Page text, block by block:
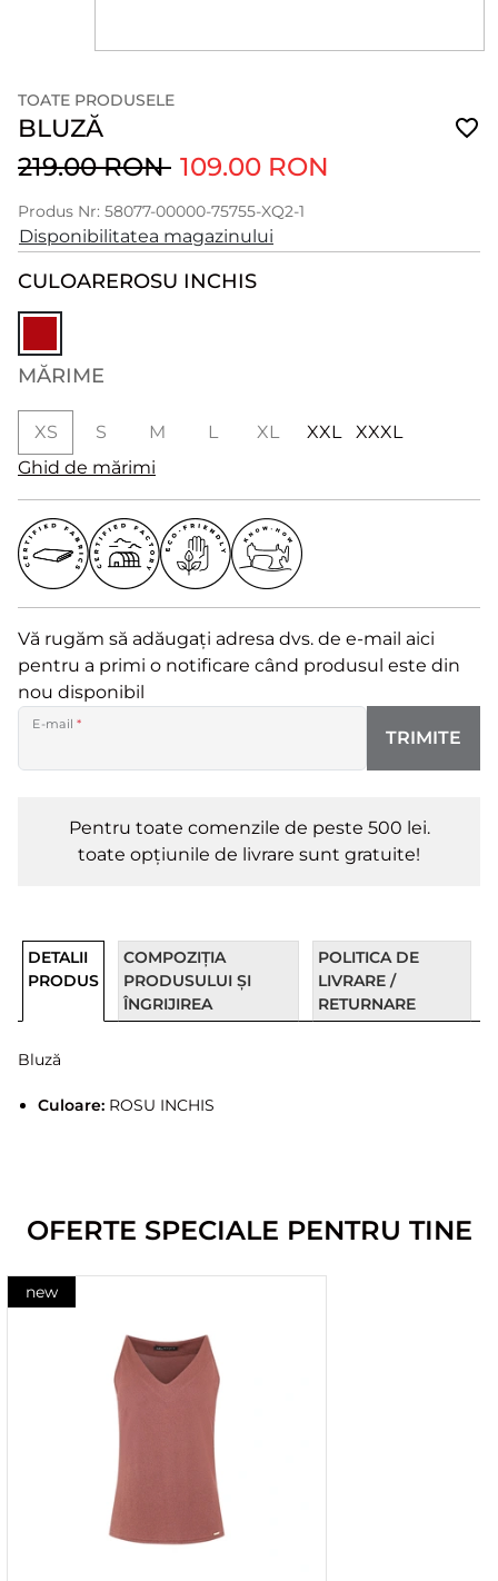
TOATE PRODUSELE
BLUZĂ
219.00 RON 109.00 RON
Produs Nr: 58077-00000-75755-XQ2-1
Disponibilitatea magazinului
CULOAREROSU INCHIS
MĂRIME
XS S M L XL XXL
XXXL
Ghid de mărimi
Vă rugăm să adăugați adresa dvs. de e-mail aici
pentru a primi o notificare când produsul este din
nou disponibil
E-mail*
TRIMITE
Pentru toate comenzile de peste 500 lei.
toate opțiunile de livrare sunt gratuite!
DETALII
PRODUS
COMPOZIȚIA
PRODUSULUI ȘI
ÎNGRIJIREA
POLITICA DE
LIVRARE /
RETURNARE
Bluză
Culoare:ROSU INCHIS
OFERTE SPECIALE PENTRU TINE
new